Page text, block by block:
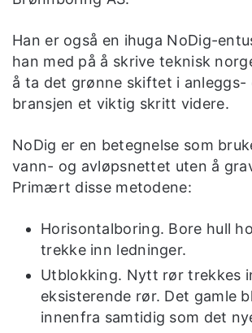
Han er også en ihuga NoDig-
han med på å skrive teknisk
å ta det grønne skiftet i anleggs-
bransjen et viktig skritt videre.
NoDig er en betegnelse som
vann- og avløpsnettet uten å
Primært disse metodene:
Horisontalboring. Bore hull
trekke inn ledninger.
Utblokking. Nytt rør trekkes
eksisterende rør. Det gamle
innenfra samtidig som det